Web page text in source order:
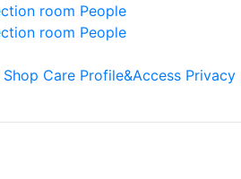
Shop Care Profile&Access Privacy